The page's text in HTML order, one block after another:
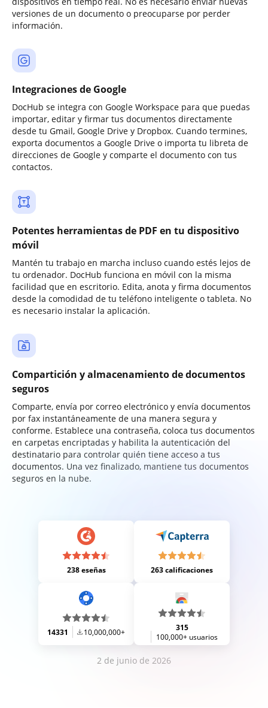
versiones de un documento o preocuparse por perder
información.
Integraciones de Google
DocHub se integra con Google Workspace para que puedas
importar, editar y firmar tus documentos directamente
desde tu Gmail, Google Drive y Dropbox. Cuando termines,
exporta documentos a Google Drive o importa tu libreta de
direcciones de Google y comparte el documento con tus
contactos.
Potentes herramientas de PDF en tu dispositivo
móvil
Mantén tu trabajo en marcha incluso cuando estés lejos de
tu ordenador. DocHub funciona en móvil con la misma
facilidad que en escritorio. Edita, anota y firma documentos
desde la comodidad de tu teléfono inteligente o tableta. No
es necesario instalar la aplicación.
Compartición y almacenamiento de documentos
seguros
Comparte, envía por correo electrónico y envía documentos
por fax instantáneamente de una manera segura y
conforme. Establece una contraseña, coloca tus documentos
en carpetas encriptadas y habilita la autenticación del
destinatario para controlar quién tiene acceso a tus
documentos. Una vez finalizado, mantiene tus documentos
seguros en la nube.
238 eseñas 263 calificaciones
14331 10,000,000+
315
100,000+ usuarios
2 de junio de 2026